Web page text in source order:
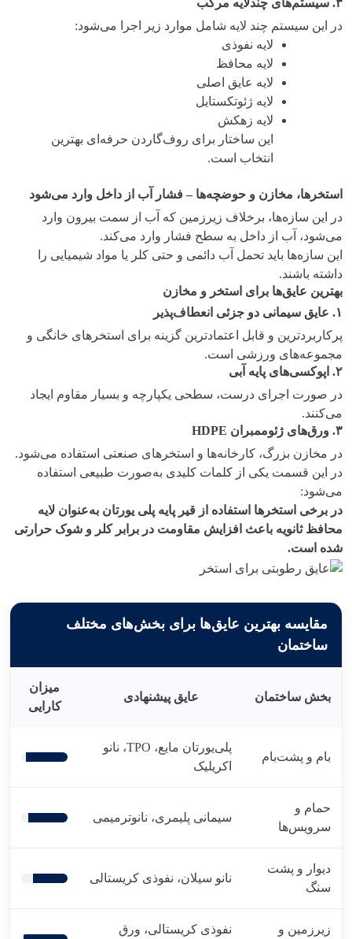
۳. سیستم‌های چندلایه مرکب
در این سیستم چند لایه شامل موارد زیر اجرا می‌شود:
لایه نفوذی
لایه محافظ
لایه عایق اصلی
لایه ژئوتکستایل
لایه زهکش
این ساختار برای روف‌گاردن حرفه‌ای بهترین
انتخاب است.
استخرها، مخازن و حوضچه‌ها – فشار آب از داخل وارد می‌شود
در این سازه‌ها، برخلاف زیرزمین که آب از سمت بیرون وارد
می‌شود، آب از داخل به سطح فشار وارد می‌کند.
این سازه‌ها باید تحمل آب دائمی و حتی کلر یا مواد شیمیایی را
داشته باشند.
بهترین عایق‌ها برای استخر و مخازن
۱. عایق سیمانی دو جزئی انعطاف‌پذیر
پرکاربردترین و قابل اعتمادترین گزینه برای استخرهای خانگی و
مجموعه‌های ورزشی است.
۲. اپوکسی‌های پایه آبی
در صورت اجرای درست، سطحی یکپارچه و بسیار مقاوم ایجاد
می‌کنند.
۳. ورق‌های ژئوممبران
در مخازن بزرگ، کارخانه‌ها و استخرهای صنعتی استفاده می‌شود.
در این قسمت یکی از کلمات کلیدی به‌صورت طبیعی استفاده
می‌شود:
در برخی استخرها استفاده از قیر پایه پلی یورتان به‌عنوان لایه
محافظ ثانویه باعث افزایش مقاومت در برابر کلر و شوک حرارتی
شده است.
مقایسه بهترین عایق‌ها برای بخش‌های مختلف
ساختمان
بخش ساختمان عایق پیشنهادی
میزان
کارایی
بام و پشت‌بام
پلی‌یورتان مایع، TPO، نانو
اکریلیک
حمام و
سرویس‌ها
سیمانی پلیمری، نانوترمیمی
دیوار و پشت
سنگ
نانو سیلان، نفوذی کریستالی
زیرزمین و نفوذی کریستالی، ورق